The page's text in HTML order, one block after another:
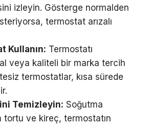
izleyin. Gösterge normalden
termostat arızalı
Kullanın: Termostatı
veya kaliteli bir marka tercih
termostatlar, kısa sürede
Temizleyin: Soğutma
tortu ve kireç, termostatın